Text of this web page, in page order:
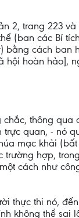
2, trang 223
(ban các Bí
bằng cách ban
hội hoàn hảo],
thông qua
quan, - nó
mạc khải
trường hợp,
cách như
thực thi nó,
không thể sai